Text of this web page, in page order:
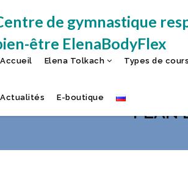
de gymnastique
être ElenaBodyFlex
Accueil Elena Tolkach Types de
Actualités E-boutique
LES ACTIONS
PLAN